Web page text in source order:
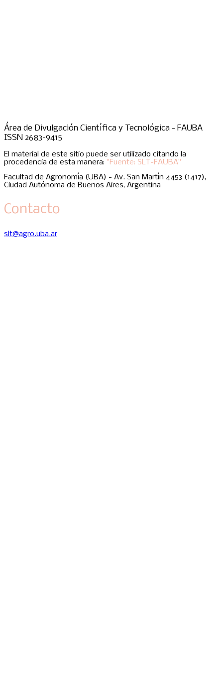
Área de Divulgación Científica y Tecnológica - FAUBA
ISSN 2683-9415
El material de este sitio puede ser utilizado citando la
procedencia de esta manera: "Fuente: SLT-FAUBA"
Facultad de Agronomía (UBA) - Av. San Martín 4453 (1417),
Ciudad Autónoma de Buenos Aires, Argentina
Contacto
slt@agro.uba.ar